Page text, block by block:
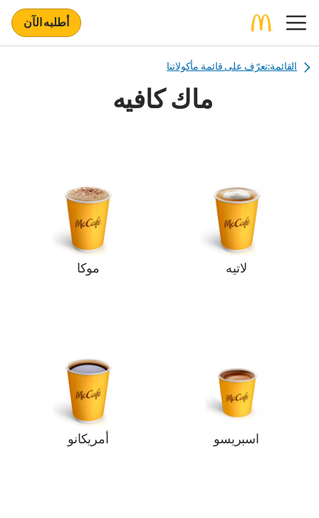
أطلبه الآن
القائمة:تعرّف على قائمة مأكولاتنا
ماك كافيه
لاتيه موكا
اسبريسو أمريكانو